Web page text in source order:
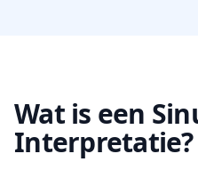
Wat is een
Interpretatie?